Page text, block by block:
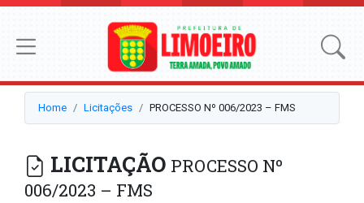
Home Licitações PROCESSO Nº 006/2023 – FMS
LICITAÇÃO PROCESSO Nº
006/2023 – FMS